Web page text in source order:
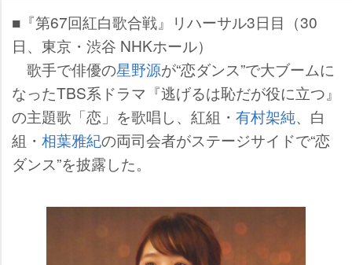
■『第67回紅白歌合戦』リハーサル3日目（30
日、東京・渋谷 NHKホール）
歌手で俳優の星野源が“恋ダンス”で大ブームに
なったTBS系ドラマ『逃げるは恥だが役に立つ』
の主題歌「恋」を歌唱し、紅組・ 有村架純、白
組・ 相葉雅紀の両司会者がステージサイドで“恋
ダンス”を披露した。